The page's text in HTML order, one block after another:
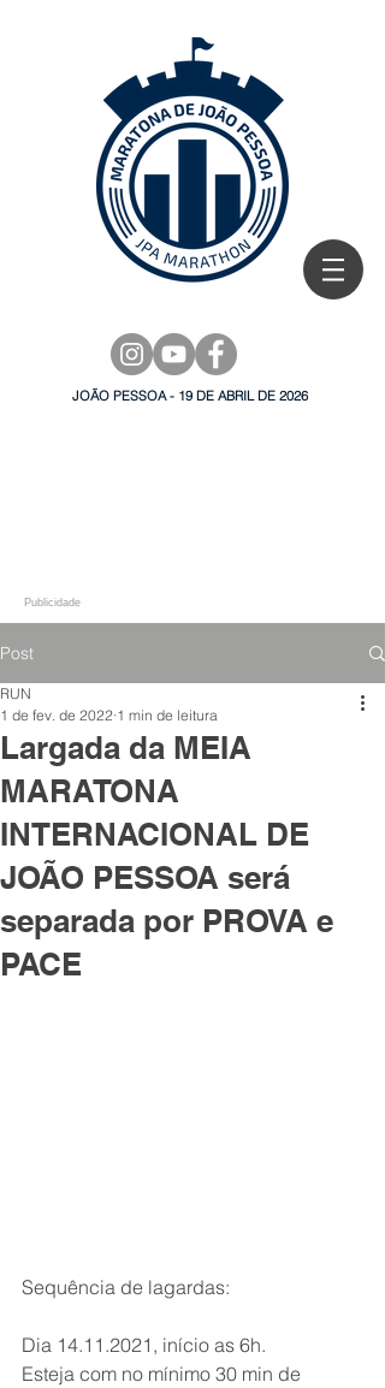
JOÃO PESSOA - 19 DE ABRIL DE 2026
Publicidade
Post
Largada da MEIA
MARATONA
INTERNACIONAL DE
JOÃO PESSOA será
separada por PROVA e
PACE
RUN
1 de fev. de 2022 1 min de leitura
Sequência de lagardas:
Dia 14.11.2021, início as 6h.
Esteja com no mínimo 30 min de